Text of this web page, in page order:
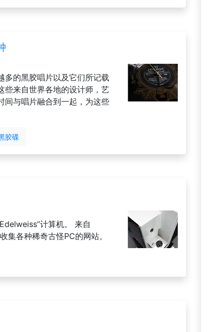
多的黑胶唱片以及它们所记载
些来自世界各地的设计师，艺
间与唱片融合到一起，为这些
胶碟
计算机。 来自
各种稀奇古怪PC的网站。